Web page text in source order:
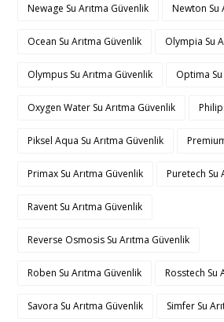
Newage Su Arıtma Güvenlik Newton Su
Ocean Su Arıtma Güvenlik Olympia Su
Olympus Su Arıtma Güvenlik Optima
Oxygen Water Su Arıtma Güvenlik
Piksel Aqua Su Arıtma Güvenlik
Primax Su Arıtma Güvenlik Puretech Su
Ravent Su Arıtma Güvenlik
Reverse Osmosis Su Arıtma Güvenlik
Roben Su Arıtma Güvenlik Rosstech Su
Savora Su Arıtma Güvenlik Simfer Su